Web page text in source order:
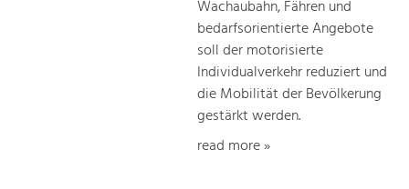
Wachaubahn, Fähren und
bedarfsorientierte Angebote
soll der motorisierte
Individualverkehr reduziert und
die Mobilität der Bevölkerung
gestärkt werden.
read more »